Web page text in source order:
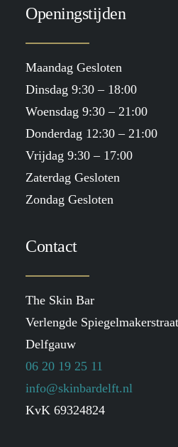
Openingstijden
Maandag Gesloten
Dinsdag 9:30 – 18:00
Woensdag 9:30 – 21:00
Donderdag 12:30 – 21:00
Vrijdag 9:30 – 17:00
Zaterdag Gesloten
Zondag Gesloten
Contact
The Skin Bar
Verlengde
Delfgauw
06 20 19 25 11
info@skinbardelft.nl
KvK 69324824